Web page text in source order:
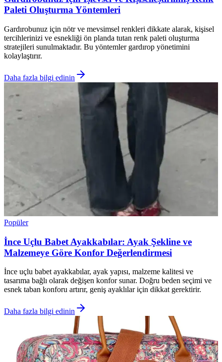
Paleti Oluşturma Yöntemleri
Gardırobunuz için nötr ve mevsimsel renkleri dikkate alarak, kişisel
tercihlerinizi ve esnekliği ön planda tutan renk paleti oluşturma
stratejileri sunulmaktadır. Bu yöntemler gardırop yönetimini
kolaylaştırır.
Daha fazla bilgi edinin
Popüler
İnce Uçlu Babet Ayakkabılar: Ayak Şekline ve
Malzemeye Göre Konfor Değerlendirmesi
İnce uçlu babet ayakkabılar, ayak yapısı, malzeme kalitesi ve
tasarıma bağlı olarak değişen konfor sunar. Doğru beden seçimi ve
esnek taban konforu artırır, geniş ayaklılar için dikkat gerektirir.
Daha fazla bilgi edinin